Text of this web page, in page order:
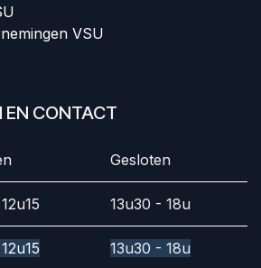
VSU
EN CONTACT
Gesloten
13u30 - 18u
13u30 - 18u